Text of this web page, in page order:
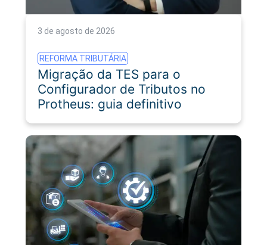
3 de agosto de 2026
REFORMA TRIBUTÁRIA
Migração da TES para o
Configurador de Tributos no
Protheus: guia definitivo